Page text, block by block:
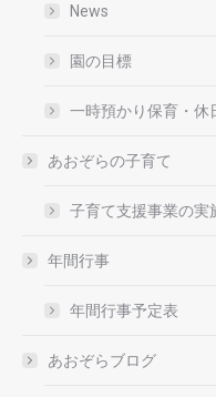
News
園の目標
一時預かり保育・休
あおぞらの子育て
子育て支援事業の実
年間行事
年間行事予定表
あおぞらブログ